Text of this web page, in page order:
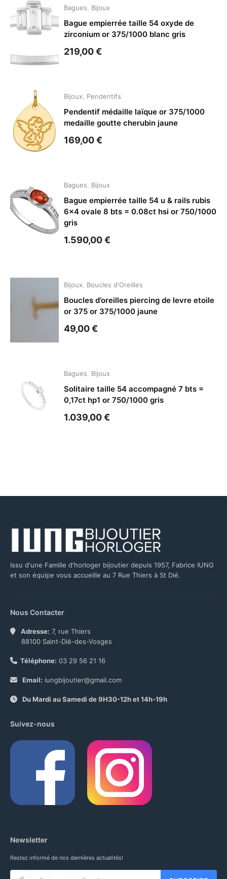
Bagues Bijoux
Bague empierrée taille 54 oxyde de
zirconium or 375/1000 blanc gris
219,00€
Bijoux Pendentifs
Pendentif médaille laïque or 375/1000
medaille goutte cherubin jaune
169,00€
Bagues Bijoux
Bague empierrée taille 54 u & rails rubis
6×4 ovale 8 bts = 0.08ct hsi or 750/1000
gris
1.590,00€
Bijoux Boucles d'Oreilles
Boucles d’oreilles piercing de levre etoile
or 375 or 375/1000 jaune
49,00€
Bagues Bijoux
Solitaire taille 54 accompagné 7 bts =
0,17ct hp1 or 750/1000 gris
1.039,00€
Issu d'une Famille d'horloger bijoutier depuis 1957, Fabrice IUNG
et son équipe vous accueille au 7 Rue Thiers à St Dié.
Nous Contacter
Adresse: 7, rue Thiers
88100 Saint-Dié-des-Vosges
Téléphone: 03 29 56 21 16
Email: iungbijoutier@gmail.com
Du Mardi au Samedi de 9H30-12h et 14h-19h
Suivez-nous
Newsletter
Restez informé de nos dernières actualités!